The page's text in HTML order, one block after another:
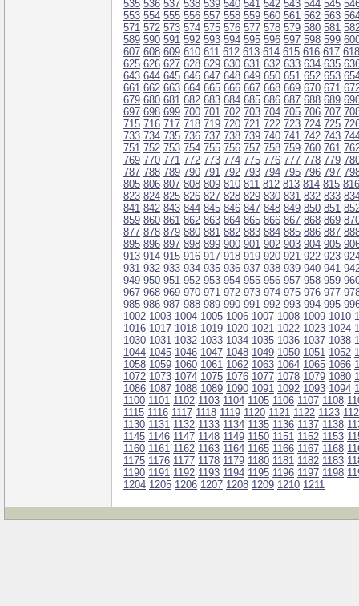
535 536 537 538 539 540 541 542 543 544 545
553 554 555 556 557 558 559 560 561 562 563
571 572 573 574 575 576 577 578 579 580 581
589 590 591 592 593 594 595 596 597 598 599
607 608 609 610 611 612 613 614 615 616 617 618
625 626 627 628 629 630 631 632 633 634 635
643 644 645 646 647 648 649 650 651 652 653
661 662 663 664 665 666 667 668 669 670 671
679 680 681 682 683 684 685 686 687 688 689
697 698 699 700 701 702 703 704 705 706 707
715 716 717 718 719 720 721 722 723 724 725
733 734 735 736 737 738 739 740 741 742 743
751 752 753 754 755 756 757 758 759 760 761
769 770 771 772 773 774 775 776 777 778 779
787 788 789 790 791 792 793 794 795 796 797
805 806 807 808 809 810 811 812 813 814 815 816
823 824 825 826 827 828 829 830 831 832 833
841 842 843 844 845 846 847 848 849 850 851
859 860 861 862 863 864 865 866 867 868 869
877 878 879 880 881 882 883 884 885 886 887
895 896 897 898 899 900 901 902 903 904 905
913 914 915 916 917 918 919 920 921 922 923
931 932 933 934 935 936 937 938 939 940 941
949 950 951 952 953 954 955 956 957 958 959
967 968 969 970 971 972 973 974 975 976 977
985 986 987 988 989 990 991 992 993 994 995
1002 1003 1004 1005 1006 1007 1008 1009 1010
1016 1017 1018 1019 1020 1021 1022 1023 1024
1030 1031 1032 1033 1034 1035 1036 1037 1038
1044 1045 1046 1047 1048 1049 1050 1051 1052
1058 1059 1060 1061 1062 1063 1064 1065 1066
1072 1073 1074 1075 1076 1077 1078 1079 1080
1086 1087 1088 1089 1090 1091 1092 1093 1094
1100 1101 1102 1103 1104 1105 1106 1107 1108
1115 1116 1117 1118 1119 1120 1121 1122 1123
1130 1131 1132 1133 1134 1135 1136 1137 1138
1145 1146 1147 1148 1149 1150 1151 1152 1153
1160 1161 1162 1163 1164 1165 1166 1167 1168
1175 1176 1177 1178 1179 1180 1181 1182 1183
1190 1191 1192 1193 1194 1195 1196 1197 1198
1204 1205 1206 1207 1208 1209 1210 1211